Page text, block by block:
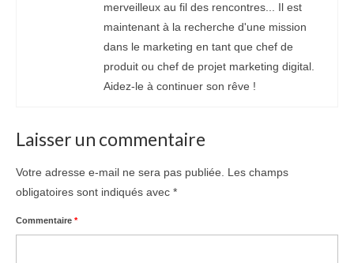
merveilleux au fil des rencontres... Il est
maintenant à la recherche d'une mission
dans le marketing en tant que chef de
produit ou chef de projet marketing digital.
Aidez-le à continuer son rêve !
Laisser un commentaire
Votre adresse e-mail ne sera pas publiée.
Les champs
obligatoires sont indiqués avec *
Commentaire *